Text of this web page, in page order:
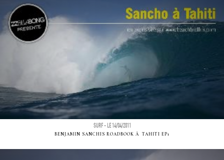
SURF - LE 14/04/2011
BENJAMIN SANCHIS ROADBOOK Ã TAHITI EP1